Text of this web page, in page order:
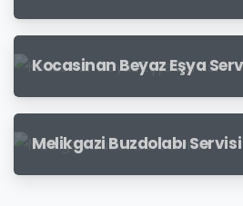
Kocasinan Beyaz Eşya
Melikgazi Buzdolabı Servisi